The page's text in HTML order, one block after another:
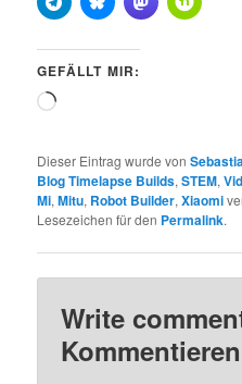
GEFÄLLT MIR:
Wird
Dieser Eintrag wurde von
Blog Timelapse Builds,STEM,
Mi,Mitu, Robot Builder,Xiaomi
Lesezeichen für den Permalink.
Write
Kommentieren